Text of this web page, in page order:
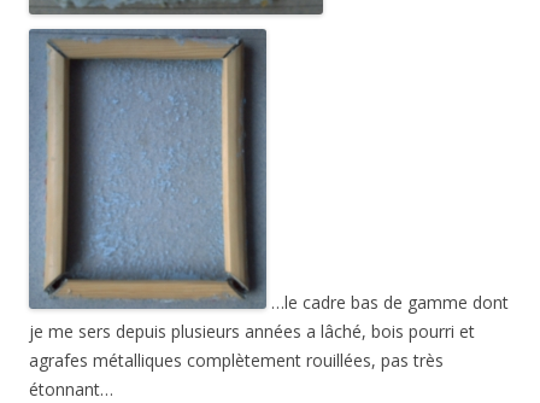
…le cadre bas de gamme dont
je me sers depuis plusieurs années a lâché, bois pourri et
agrafes métalliques complètement rouillées, pas très
étonnant…